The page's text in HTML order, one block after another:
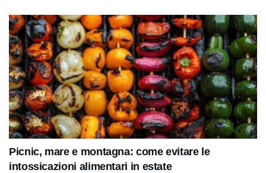
Picnic, mare e montagna: come evitare le
intossicazioni alimentari in estate